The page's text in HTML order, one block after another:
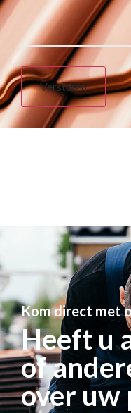
Kom direct met
Heeft u
of
over uw